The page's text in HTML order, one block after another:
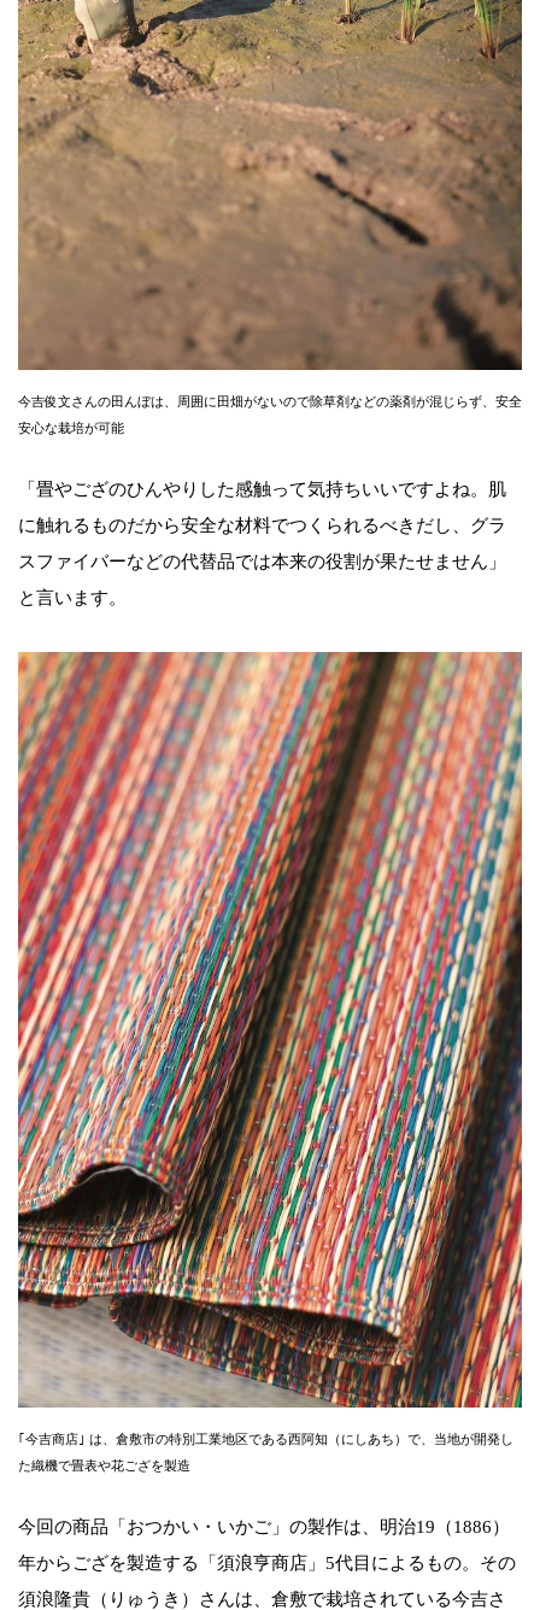
今吉俊文さんの田んぼは、周囲に田畑がないので除草剤などの薬剤が混じらず、安全
安心な栽培が可能
「畳やござのひんやりした感触って気持ちいいですよね。肌
に触れるものだから安全な材料でつくられるべきだし、グラ
スファイバーなどの代替品では本来の役割が果たせません」
と言います。
｢今吉商店｣ は、倉敷市の特別工業地区である西阿知（にしあち）で、当地が開発し
た織機で畳表や花ござを製造
今回の商品「おつかい・いかご」の製作は、明治19（1886）
年からござを製造する「須浪亨商店」5代目によるもの。その
須浪隆貴（りゅうき）さんは、倉敷で栽培されている今吉さ